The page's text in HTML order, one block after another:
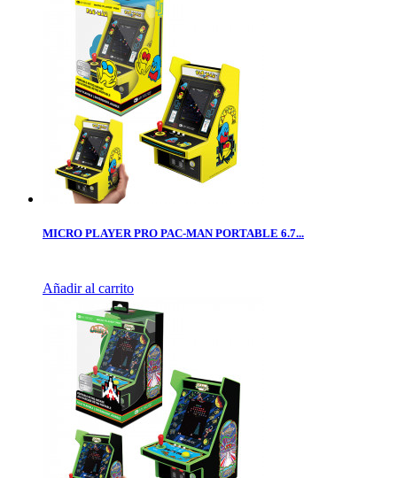
MICRO PLAYER PRO PAC-MAN PORTABLE 6.7...
Añadir al carrito